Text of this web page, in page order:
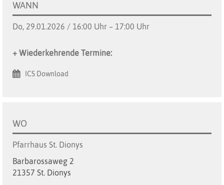
WANN
Do, 29.01.2026 / 16:00 Uhr – 17:00 Uhr
+ Wiederkehrende Termine:
ICS Download
WO
Pfarrhaus St. Dionys
Barbarossaweg 2
21357 St. Dionys